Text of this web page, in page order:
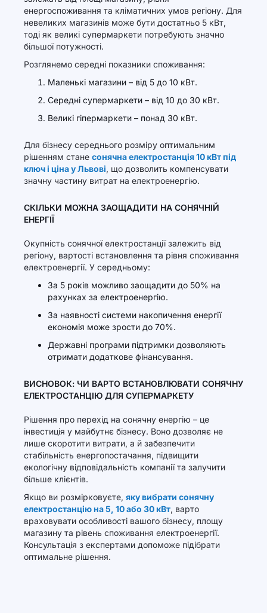
енергоспоживання та кліматичних умов регіону. Для
невеликих магазинів може бути достатньо 5 кВт,
тоді як великі супермаркети потребують значно
більшої потужності.
Розглянемо середні показники споживання:
Маленькі магазини – від 5 до 10 кВт.
Середні супермаркети – від 10 до 30 кВт.
Великі гіпермаркети – понад 30 кВт.
Для бізнесу середнього розміру оптимальним
рішенням стане сонячна електростанція 10 кВт під
ключ і ціна у Львові, що дозволить компенсувати
значну частину витрат на електроенергію.
СКІЛЬКИ МОЖНА ЗАОЩАДИТИ НА СОНЯЧНІЙ
ЕНЕРГІЇ
Окупність сонячної електростанції залежить від
регіону, вартості встановлення та рівня споживання
електроенергії. У середньому:
За 5 років можливо заощадити до 50% на
рахунках за електроенергію.
За наявності системи накопичення енергії
економія може зрости до 70%.
Державні програми підтримки дозволяють
отримати додаткове фінансування.
ВИСНОВОК: ЧИ ВАРТО ВСТАНОВЛЮВАТИ СОНЯЧНУ
ЕЛЕКТРОСТАНЦІЮ ДЛЯ СУПЕРМАРКЕТУ
Рішення про перехід на сонячну енергію – це
інвестиція у майбутнє бізнесу. Воно дозволяє не
лише скоротити витрати, а й забезпечити
стабільність енергопостачання, підвищити
екологічну відповідальність компанії та залучити
більше клієнтів.
Якщо ви розмірковуєте, яку вибрати сонячну
електростанцію на 5, 10 або 30 кВт, варто
враховувати особливості вашого бізнесу, площу
магазину та рівень споживання електроенергії.
Консультація з експертами допоможе підібрати
оптимальне рішення.